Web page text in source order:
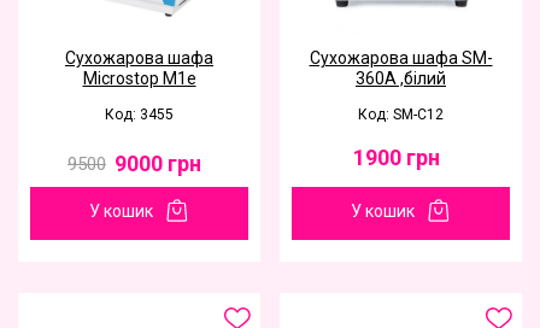
Сухожарова шафа
Microstop M1e
Код: 3455
9500 9000 грн
У кошик
Сухожарова шафа SM-
360А ,білий
Код: SM-C12
1900 грн
У кошик